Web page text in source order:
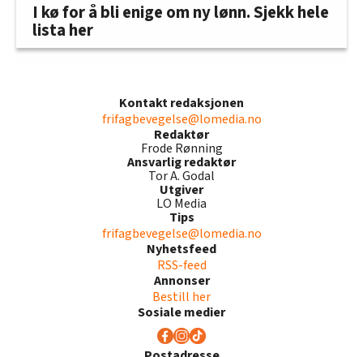
I kø for å bli enige om ny lønn. Sjekk hele
lista her
Kontakt redaksjonen
frifagbevegelse@lomedia.no
Redaktør
Frode Rønning
Ansvarlig redaktør
Tor A. Godal
Utgiver
LO Media
Tips
frifagbevegelse@lomedia.no
Nyhetsfeed
RSS-feed
Annonser
Bestill her
Sosiale medier